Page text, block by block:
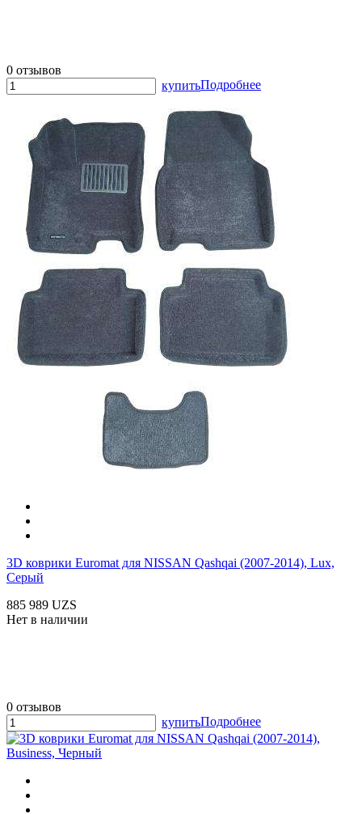
0 отзывов
купитьПодробнее
3D коврики Euromat для NISSAN Qashqai (2007-2014), Lux,
Серый
885 989 UZS
Нет в наличии
0 отзывов
купитьПодробнее